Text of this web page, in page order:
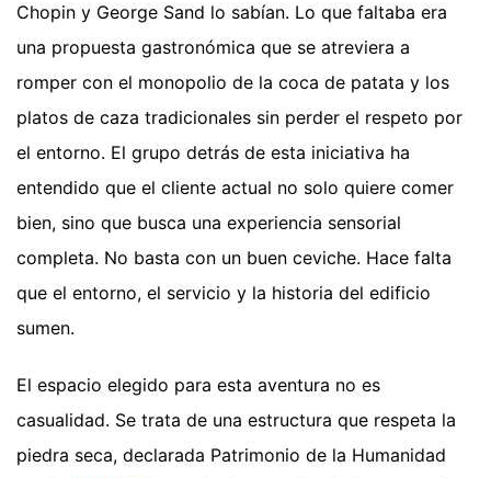
Chopin y George Sand lo sabían. Lo que faltaba era
una propuesta gastronómica que se atreviera a
romper con el monopolio de la coca de patata y los
platos de caza tradicionales sin perder el respeto por
el entorno. El grupo detrás de esta iniciativa ha
entendido que el cliente actual no solo quiere comer
bien, sino que busca una experiencia sensorial
completa. No basta con un buen ceviche. Hace falta
que el entorno, el servicio y la historia del edificio
sumen.
El espacio elegido para esta aventura no es
casualidad. Se trata de una estructura que respeta la
piedra seca, declarada Patrimonio de la Humanidad